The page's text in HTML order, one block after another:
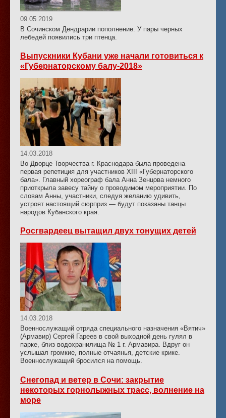
09.05.2019
В Сочинском Дендрарии пополнение. У пары черных
лебедей появились три птенца.
Выпускники Кубани уже начали готовиться к
«Губернаторскому балу-2018»
14.03.2018
Во Дворце Творчества г. Краснодара была проведена
первая репетиция для участников XIII «Губернаторского
бала». Главный хореограф бала Анна Зенцова немного
приоткрыла завесу тайну о проводимом мероприятии. По
словам Анны, участники, следуя желанию удивить,
устроят настоящий сюрприз — будут показаны танцы
народов Кубанского края.
Росгвардеец вытащил двух тонущих детей
14.03.2018
Военнослужащий отряда специального назначения «Вятич»
(Армавир) Сергей Гареев в свой выходной день гулял в
парке, близ водохранилища № 1 г. Армавира. Вдруг он
услышал громкие, полные отчаянья, детские крике.
Военнослужащий бросился на помощь.
Снегопад и ветер в Сочи: закрытие
некоторых горнолыжных трасс, волнение на
море